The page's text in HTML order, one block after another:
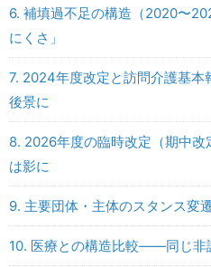
6. 補填過不足の構造（2020〜
にくさ」
7. 2024年度改定と訪問介護基
後景に
8. 2026年度の臨時改定（期中
は影に
9. 主要団体・主体のスタンス変
10. 医療との構造比較――同じ非